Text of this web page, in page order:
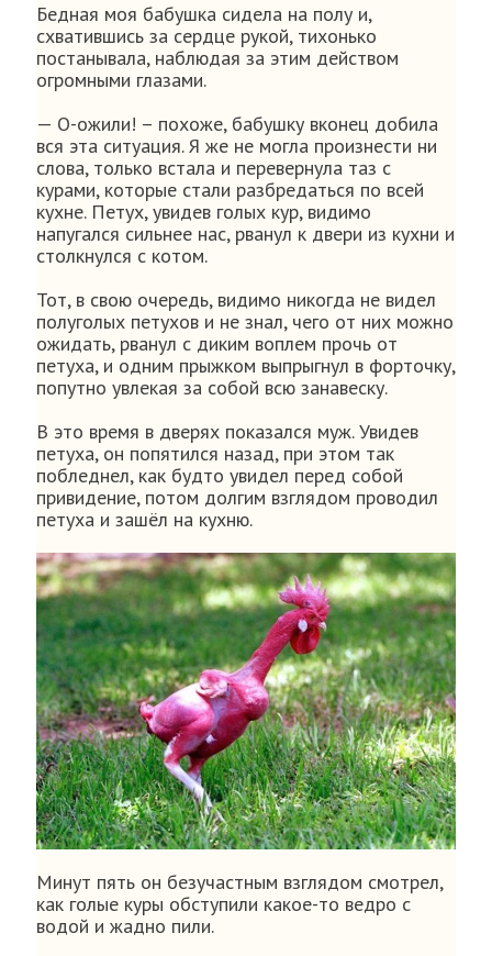
Бедная моя бабушка сидела на полу и,
схватившись за сердце рукой, тихонько
постанывала, наблюдая за этим действом
огромными глазами.
— О-ожили! – похоже, бабушку вконец добила
вся эта ситуация. Я же не могла произнести ни
слова, только встала и перевернула таз с
курами, которые стали разбредаться по всей
кухне. Петух, увидев голых кур, видимо
напугался сильнее нас, рванул к двери из кухни и
столкнулся с котом.
Тот, в свою очередь, видимо никогда не видел
полуголых петухов и не знал, чего от них можно
ожидать, рванул с диким воплем прочь от
петуха, и одним прыжком выпрыгнул в форточку,
попутно увлекая за собой всю занавеску.
В это время в дверях показался муж. Увидев
петуха, он попятился назад, при этом так
побледнел, как будто увидел перед собой
привидение, потом долгим взглядом проводил
петуха и зашёл на кухню.
Минут пять он безучастным взглядом смотрел,
как голые куры обступили какое-то ведро с
водой и жадно пили.